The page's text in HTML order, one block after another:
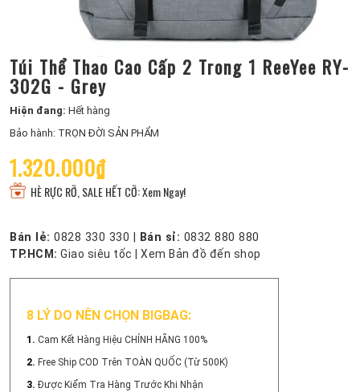
Túi Thể Thao Cao Cấp 2 Trong 1 ReeYee RY-
302G - Grey
Hiện đang: Hết hàng
Bảo hành: TRỌN ĐỜI SẢN PHẨM
1.320.000₫
HÈ RỰC RỠ, SALE HẾT CỠ: Xem Ngay!
Bán lẻ: 0828 330 330 Bán sỉ: 0832 880 880
TP.HCM: Giao siêu tốc Xem Bản đồ đến shop
8 LÝ DO NÊN CHỌN BIGBAG:
1. Cam Kết Hàng Hiệu CHÍNH HÃNG 100%
2. Free Ship COD Trên TOÀN QUỐC (Từ 500K)
3. Được Kiểm Tra Hàng Trước Khi Nhận